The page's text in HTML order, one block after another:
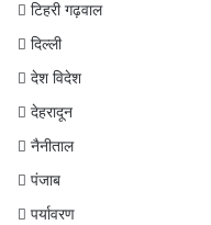
टिहरी गढ़वाल
दिल्ली
देश विदेश
देहरादून
नैनीताल
पंजाब
पर्यावरण